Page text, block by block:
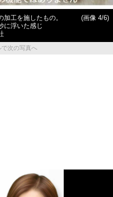
工を施したもの。
に浮いた感じ
(画像 4/6)
次の写真へ